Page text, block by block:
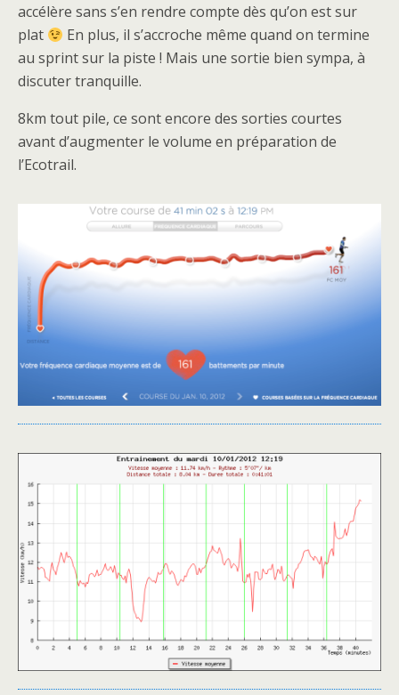
accélère sans s’en rendre compte dès qu’on est sur
plat
En plus, il s’accroche même quand on termine
au sprint sur la piste ! Mais une sortie bien sympa, à
discuter tranquille.
8km tout pile, ce sont encore des sorties courtes
avant d’augmenter le volume en préparation de
l’Ecotrail.